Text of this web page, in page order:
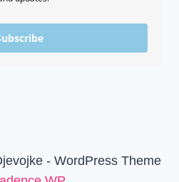
- WordPress Theme